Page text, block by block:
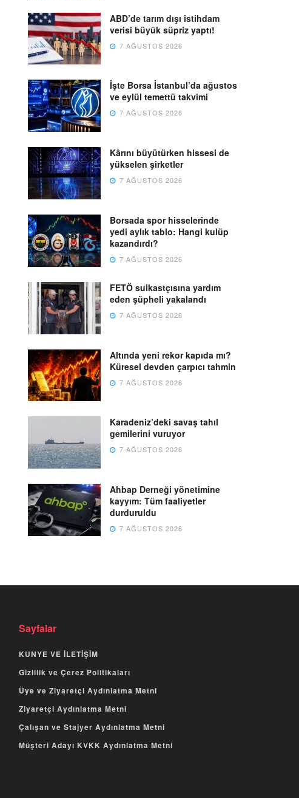
ABD’de tarım dışı istihdam
verisi büyük süpriz yaptı!
7 AĞUSTOS 2026
İşte Borsa İstanbul’da ağustos
ve eylül temettü takvimi
7 AĞUSTOS 2026
Kârını büyütürken hissesi de
yükselen şirketler
7 AĞUSTOS 2026
Borsada spor hisselerinde
yedi aylık tablo: Hangi kulüp
kazandırdı?
7 AĞUSTOS 2026
FETÖ suikastçısına yardım
eden şüpheli yakalandı
7 AĞUSTOS 2026
Altında yeni rekor kapıda mı?
Küresel devden çarpıcı tahmin
7 AĞUSTOS 2026
Karadeniz’deki savaş tahıl
gemilerini vuruyor
7 AĞUSTOS 2026
Ahbap Derneği yönetimine
kayyım: Tüm faaliyetler
durduruldu
7 AĞUSTOS 2026
Sayfalar
KUNYE VE İLETİŞİM
Gizlilik ve Çerez Politikaları
Üye ve Ziyaretçi Aydınlatma Metni
Ziyaretçi Aydınlatma Metni
Çalışan ve Stajyer Aydınlatma Metni
Müşteri Adayı KVKK Aydınlatma Metni